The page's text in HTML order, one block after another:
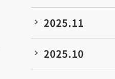
2025.11
2025.10